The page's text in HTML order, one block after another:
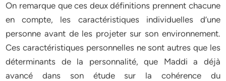
On remarque que ces deux définitions prennent chacune
en compte, les caractéristiques individuelles d’une
personne avant de les projeter sur son environnement.
Ces caractéristiques personnelles ne sont autres que les
déterminants de la personnalité, que Maddi a déjà
avancé dans son étude sur la cohérence du